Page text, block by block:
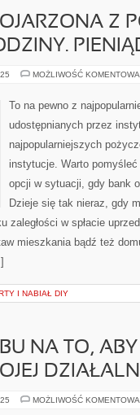
Z
MOŻLIWOŚĆ
To na pewno z
udostępnianych przez
najpopularniejszych
instytucje. Warto
opcji w sytuacji, gdy bank
Dzieje się tak nieraz, gdy
zaległości w spłacie
mieszkania bądź też
I NABIAŁ DIY
NA TO,
MOŻLIWOŚĆ